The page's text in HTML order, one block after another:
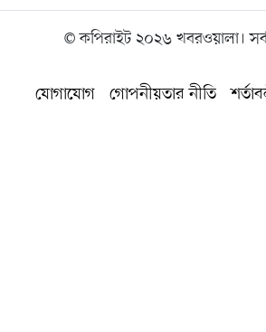
© কপিরাইট ২০২৬ খবরওয়ালা।
যোগাযোগ গোপনীয়তার নীতি